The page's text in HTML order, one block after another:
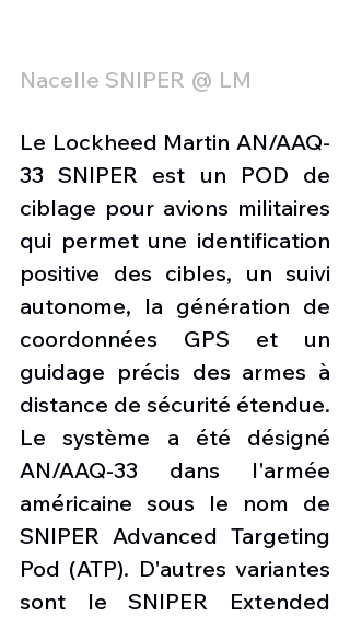
Nacelle SNIPER @ LM
Le Lockheed Martin AN/AAQ-
33 SNIPER est un POD de
ciblage pour avions militaires
qui permet une identification
positive des cibles, un suivi
autonome, la génération de
coordonnées GPS et un
guidage précis des armes à
distance de sécurité étendue.
Le système a été désigné
AN/AAQ-33 dans l'armée
américaine sous le nom de
SNIPER Advanced Targeting
Pod (ATP). D'autres variantes
sont le SNIPER Extended